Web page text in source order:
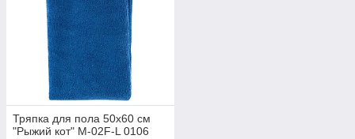
Тряпка для пола 50х60 см
"Рыжий кот" M-02F-L 0106